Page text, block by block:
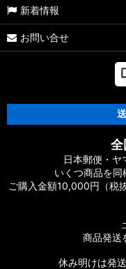
新着情報
お問い合せ
送
全
日本郵便・ヤ
いくつ商品を同
ご購入金額10,000円（税
商品発送
休み明けは発